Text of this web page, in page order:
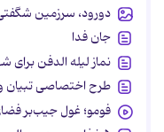
دورود، سرزمین
جان فدا
نماز لیله الدفن
طرح اختصاصی تبیان
فومو؛ غول جیب‌بر